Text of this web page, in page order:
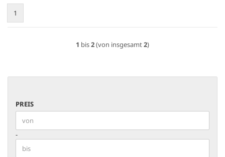
1
1 bis2(von insgesamt2)
PREIS
PREIS
Preis bis
-